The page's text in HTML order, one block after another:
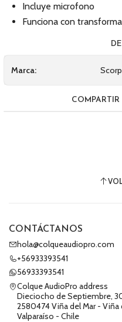
Incluye microfono
Funciona con
Marca:
CONTÁCTANOS
hola@colqueaudiopro.com
+56933393541
56933393541
Colque AudioPro address
Dieciocho de Septiembre,
2580474 Viña del Mar - Viña
Valparaíso - Chile